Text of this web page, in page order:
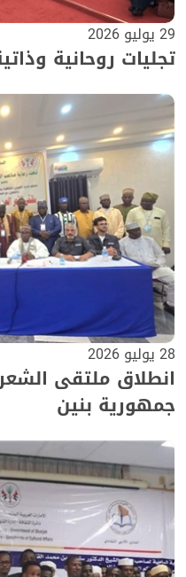
29 يوليو 2026
تجليات روحانية
28 يوليو 2026
انطلاق ملتقى
جمهورية بنين